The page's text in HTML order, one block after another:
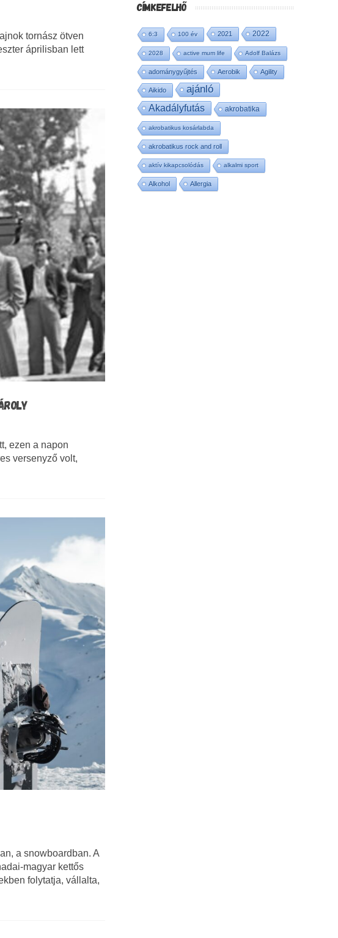
tornász ötven
áprilisban lett
ezen a napon
versenyző volt,
a snowboardban. A
magyar kettős
folytatja, vállalta,
CÍMKEFELHŐ
6:3 100 év 2021 2022
2028 active mum life Adolf Balázs
adománygyűjtés Aerobik Agility
Aikido ajánló
Akadályfutás akrobatika
akrobatikus kosárlabda
akrobatikus rock and roll
aktív kikapcsolódás alkalmi sport
Alkohol Allergia